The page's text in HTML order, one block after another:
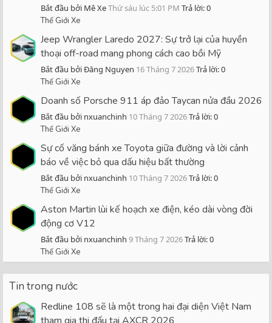
Bắt đầu bởi Mê XeThứ sáu lúc 5:01 PM Trả lời: 0
Thế Giới Xe
Jeep Wrangler Laredo 2027: Sự trở lại của huyền
thoại off-road mang phong cách cao bồi Mỹ
Bắt đầu bởi Đăng Nguyen 16 Tháng 7 2026Trả lời: 0
Thế Giới Xe
Doanh số Porsche 911 áp đảo Taycan nửa đầu 2026
Bắt đầu bởi nxuanchinh 10 Tháng 7 2026Trả lời: 0
Thế Giới Xe
Sự cố văng bánh xe Toyota giữa đường và lời cảnh
báo về việc bỏ qua dấu hiệu bất thường
Bắt đầu bởi nxuanchinh 10 Tháng 7 2026Trả lời: 0
Thế Giới Xe
Aston Martin lùi kế hoạch xe điện, kéo dài vòng đời
động cơ V12
Bắt đầu bởi nxuanchinh 9 Tháng 7 2026Trả lời: 0
Thế Giới Xe
Tin trong nước
Redline 108 sẽ là một trong hai đại diện Việt Nam